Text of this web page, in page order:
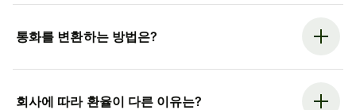
통화를 변환하는 방법은?
회사에 따라 환율이 다른 이유는?